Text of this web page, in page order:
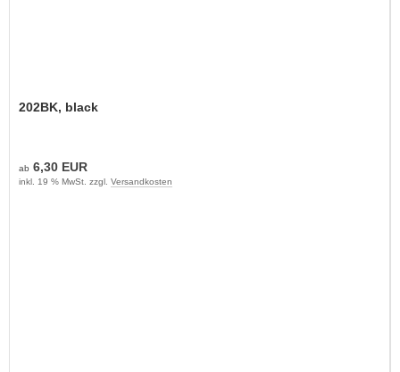
202BK, black
ab 6,30 EUR
inkl. 19 % MwSt. zzgl. Versandkosten